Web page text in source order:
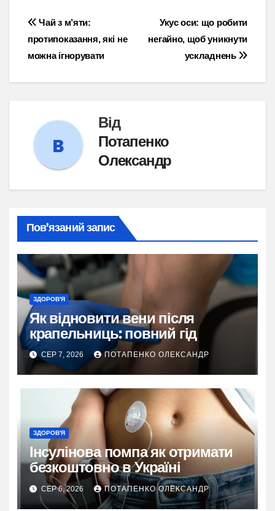
Навігація
записів
Укус оси: що робити
негайно, щоб уникнути
ускладнень
Чай з м’яти:
протипоказання, які не
можна ігнорувати
Від
Потапенко
Олександр
Пов’язаний запис
ЗДОРОВ'Я
Як відновити вени після
крапельниць: повний гід
СЕР 7, 2026 ПОТАПЕНКО ОЛЕКСАНДР
ЗДОРОВ'Я
Інсулінова помпа як отримати
безкоштовно в Україні
СЕР 6, 2026 ПОТАПЕНКО ОЛЕКСАНДР